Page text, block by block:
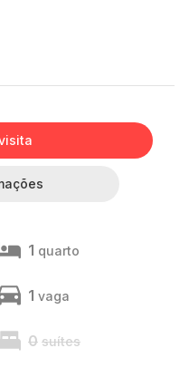
1 quarto
1 vaga
0 suítes